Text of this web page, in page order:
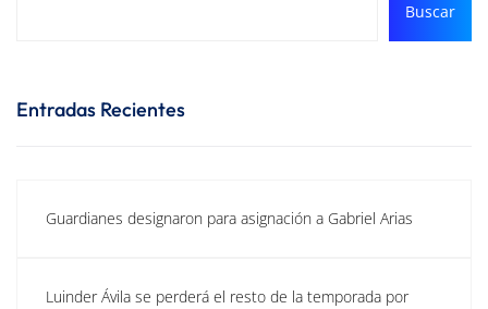
Buscar
Entradas Recientes
Guardianes designaron para asignación a Gabriel Arias
Luinder Ávila se perderá el resto de la temporada por